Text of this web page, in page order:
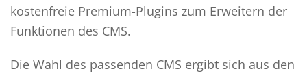
kostenfreie Premium-Plugins zum Erweitern der
Funktionen des CMS.
Die Wahl des passenden CMS ergibt sich aus den